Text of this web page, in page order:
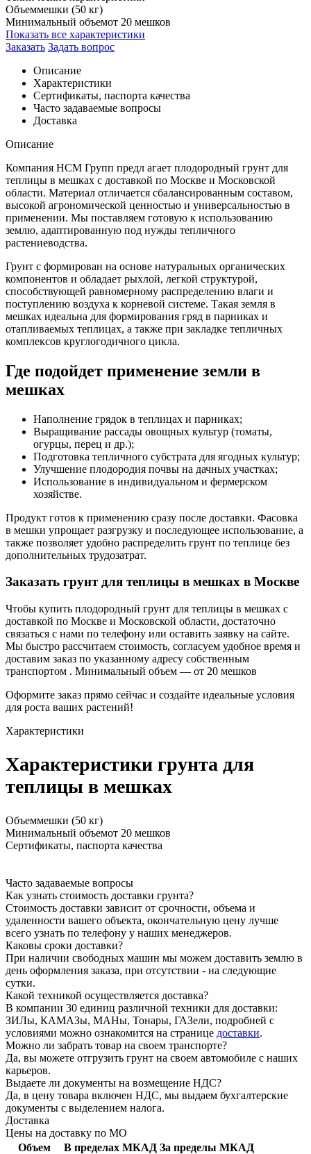
Объеммешки (50 кг)
Минимальный объемот 20 мешков
Показать все характеристики
Заказать Задать вопрос
Описание
Характеристики
Сертификаты, паспорта качества
Часто задаваемые вопросы
Доставка
Описание
Компания НСМ Групп предл агает плодородный грунт для
теплицы в мешках с доставкой по Москве и Московской
области. Материал отличается сбалансированным составом,
высокой агрономической ценностью и универсальностью в
применении. Мы поставляем готовую к использованию
землю, адаптированную под нужды тепличного
растениеводства.
Грунт с формирован на основе натуральных органических
компонентов и обладает рыхлой, легкой структурой,
способствующей равномерному распределению влаги и
поступлению воздуха к корневой системе. Такая земля в
мешках идеальна для формирования гряд в парниках и
отапливаемых теплицах, а также при закладке тепличных
комплексов круглогодичного цикла.
Где подойдет применение земли в
мешках
Наполнение грядок в теплицах и парниках;
Выращивание рассады овощных культур (томаты,
огурцы, перец и др.);
Подготовка тепличного субстрата для ягодных культур;
Улучшение плодородия почвы на дачных участках;
Использование в индивидуальном и фермерском
хозяйстве.
Продукт готов к применению сразу после доставки. Фасовка
в мешки упрощает разгрузку и последующее использование, а
также позволяет удобно распределить грунт по теплице без
дополнительных трудозатрат.
Заказать грунт для теплицы в мешках в Москве
Чтобы купить плодородный грунт для теплицы в мешках с
доставкой по Москве и Московской области, достаточно
связаться с нами по телефону или оставить заявку на сайте.
Мы быстро рассчитаем стоимость, согласуем удобное время и
доставим заказ по указанному адресу собственным
транспортом . Минимальный объем — от 20 мешков
Оформите заказ прямо сейчас и создайте идеальные условия
для роста ваших растений!
Характеристики
Характеристики грунта для
теплицы в мешках
Объеммешки (50 кг)
Минимальный объемот 20 мешков
Сертификаты, паспорта качества
Часто задаваемые вопросы
Как узнать стоимость доставки грунта?
Стоимость доставки зависит от срочности, объема и
удаленности вашего объекта, окончательную цену лучше
всего узнать по телефону у наших менеджеров.
Каковы сроки доставки?
При наличии свободных машин мы можем доставить землю в
день оформления заказа, при отсутствии - на следующие
сутки.
Какой техникой осуществляется доставка?
В компании 30 единиц различной техники для доставки:
ЗИЛы, КАМАЗы, MAHы, Тонары, ГАЗели, подробней с
условиями можно ознакомится на странице доставки.
Можно ли забрать товар на своем транспорте?
Да, вы можете отгрузить грунт на своем автомобиле с наших
карьеров.
Выдаете ли документы на возмещение НДС?
Да, в цену товара включен НДС, мы выдаем бухгалтерские
документы с выделением налога.
Доставка
Цены на доставку по МО
Объем
В пределах МКАД За пределы МКАД